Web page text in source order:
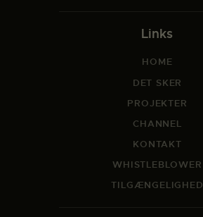
Links
HOME
DET SKER
PROJEKTER
CHANNEL
KONTAKT
WHISTLEBLOWER
TILGÆNGELIGHED